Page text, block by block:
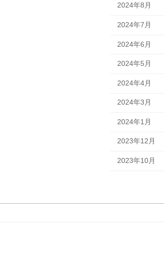
2024年8月
2024年7月
2024年6月
2024年5月
2024年4月
2024年3月
2024年1月
2023年12月
2023年10月